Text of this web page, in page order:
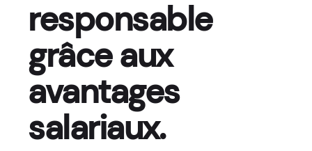
responsable
grâce aux
avantages
salariaux.